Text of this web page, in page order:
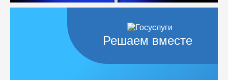
Решаем вместе